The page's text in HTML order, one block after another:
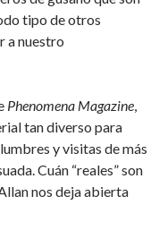
tipo de otros
a nuestro
Phenomena Magazine,
tan diverso para
y visitas de más
Cuán “reales” son
nos deja abierta